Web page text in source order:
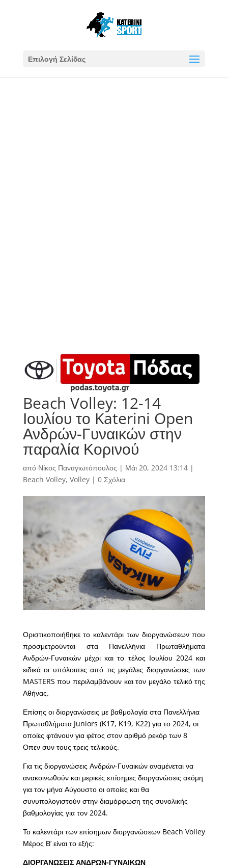
Επιλογή Σελίδας
Beach Volley: 12-14
Ιουλίου το Katerini Open
Ανδρών-Γυναικών στην
παραλία Κορινού
από Νίκος Παναγιωτόπουλος | Μάι 20, 2024 13:14|
Beach Volley, Volley| 0 Σχόλια
Οριστικοποιήθηκε το καλεντάρι των διοργανώσεων που
προσμετρούνται στα Πανελλήνια Πρωταθλήματα
Ανδρών-Γυναικών μέχρι και το τέλος Ιουλίου 2024 και
ειδικά οι υπόλοιπες από τις μεγάλες διοργανώσεις των
MASTERS που περιλαμβάνουν και τον μεγάλο τελικό της
Αθήνας.
Επίσης οι διοργανώσεις με βαθμολογία στα Πανελλήνια
Πρωταθλήματα Juniors (Κ17, Κ19, Κ22) για το 2024, οι
οποίες φτάνουν για φέτος στον αριθμό ρεκόρ των 8
Οπεν συν τους τρεις τελικούς.
Για τις διοργανώσεις Ανδρών-Γυναικών αναμένεται να
ανακοινωθούν και μερικές επίσημες διοργανώσεις ακόμη
για τον μήνα Αύγουστο οι οποίες και θα
συνυπολογιστούν στην διαμόρφωση της συνολικής
βαθμολογίας για τον 2024.
Το καλεντάρι των επίσημων διοργανώσεων Beach Volley
Μέρος Β’ είναι το εξής:
ΔΙΟΡΓΑΝΩΣΕΙΣ ΑΝΔΡΩΝ-ΓΥΝΑΙΚΩΝ